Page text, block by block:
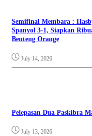
Semifinal Membara :
Spanyol 3-1, Siapkan
Benteng Orange
July 14, 2026
Pelepasan Dua Paskibra
July 13, 2026